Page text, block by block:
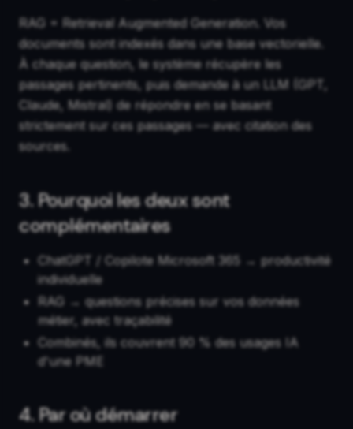
RAG = Retrieval Augmented Generation. Vos
documents sont indexés dans une base vectorielle.
À chaque question, le système récupère les
passages pertinents, puis demande à un LLM (GPT,
Claude, Mistral) de répondre en se basant
strictement sur ces passages — avec citation des
sources.
3. Pourquoi les deux sont
complémentaires
ChatGPT / Copilote Microsoft 365 → productivité
individuelle
RAG → questions précises sur vos données
métier, avec traçabilité
Combinés, ils couvrent 90 % des usages IA
d'une PME
4. Par où démarrer